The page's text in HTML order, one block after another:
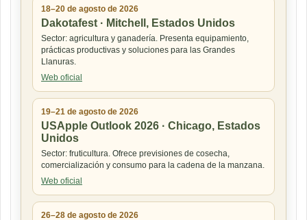
18–20 de agosto de 2026
Dakotafest · Mitchell, Estados Unidos
Sector: agricultura y ganadería. Presenta equipamiento,
prácticas productivas y soluciones para las Grandes
Llanuras.
Web oficial
19–21 de agosto de 2026
USApple Outlook 2026 · Chicago, Estados
Unidos
Sector: fruticultura. Ofrece previsiones de cosecha,
comercialización y consumo para la cadena de la manzana.
Web oficial
26–28 de agosto de 2026